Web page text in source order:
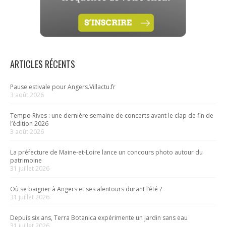
ARTICLES RÉCENTS
Pause estivale pour Angers.Villactu.fr
3 août 2026
Tempo Rives : une dernière semaine de concerts avant le clap de fin de
l’édition 2026
3 août 2026
La préfecture de Maine-et-Loire lance un concours photo autour du
patrimoine
31 juillet 2026
Où se baigner à Angers et ses alentours durant l’été ?
31 juillet 2026
Depuis six ans, Terra Botanica expérimente un jardin sans eau